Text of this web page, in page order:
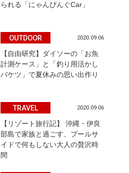
られる「にゃんぴんぐCar」
OUTDOOR 2020.09.06
【自由研究】ダイソーの「お魚
計測ケース」と「釣り用活かし
バケツ」で夏休みの思い出作り
TRAVEL 2020.09.06
【リゾート旅行記】 沖縄・伊良
部島で家族と過ごす、プールサ
イドで何もしない大人の贅沢時
間